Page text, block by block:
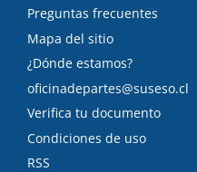
Preguntas frecuentes
Mapa del sitio
¿Dónde estamos?
oficinadepartes@suseso.cl
Verifica tu documento
Condiciones de uso
RSS